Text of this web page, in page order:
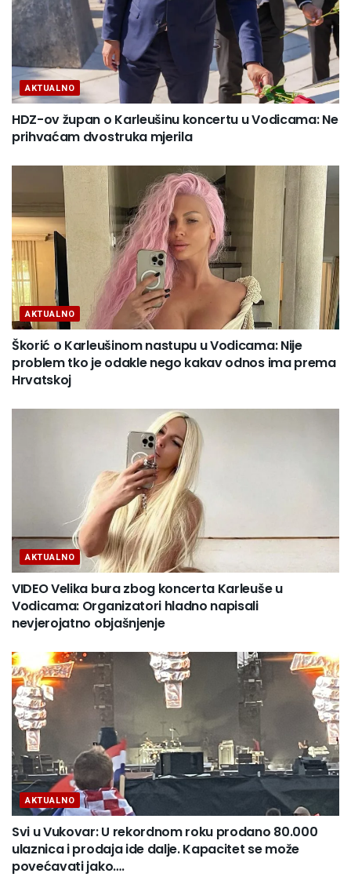
AKTUALNO
HDZ-ov župan o Karleušinu koncertu u Vodicama: Ne
prihvaćam dvostruka mjerila
AKTUALNO
Škorić o Karleušinom nastupu u Vodicama: Nije
problem tko je odakle nego kakav odnos ima prema
Hrvatskoj
AKTUALNO
VIDEO Velika bura zbog koncerta Karleuše u
Vodicama: Organizatori hladno napisali
nevjerojatno objašnjenje
AKTUALNO
Svi u Vukovar: U rekordnom roku prodano 80.000
ulaznica i prodaja ide dalje. Kapacitet se može
povećavati jako….